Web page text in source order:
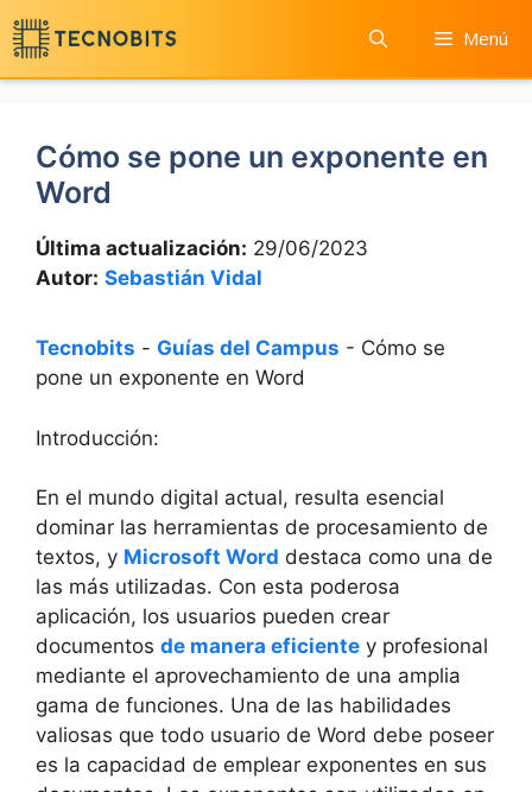
Saltar
al
contenido
Menú
Cómo se pone un exponente en
Word
Última actualización: 29/06/2023
Autor: Sebastián Vidal
Tecnobits - Guías del Campus - Cómo se
pone un exponente en Word
Introducción:
En el mundo digital actual, resulta esencial
dominar las herramientas de procesamiento de
textos, y Microsoft Word destaca como una de
las más utilizadas. Con esta poderosa
aplicación, los usuarios pueden crear
documentos de manera eficiente y profesional
mediante el aprovechamiento de una amplia
gama de funciones. Una de las habilidades
valiosas que todo usuario de Word debe poseer
es la capacidad de emplear exponentes en sus